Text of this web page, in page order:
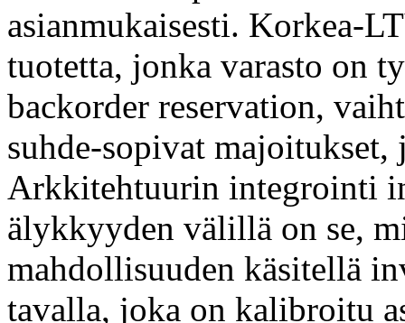
asianmukaisesti. Korkea-
tuotetta, jonka varasto on
backorder reservation,
suhde-sopivat majoitukset,
Arkkitehtuurin integrointi
älykkyyden välillä on se,
mahdollisuuden käsitellä
tavalla, joka on kalibroitu